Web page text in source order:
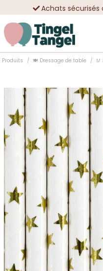
Achats
Des dizaines de
Produits 🍽️ Dressage de table 🥢